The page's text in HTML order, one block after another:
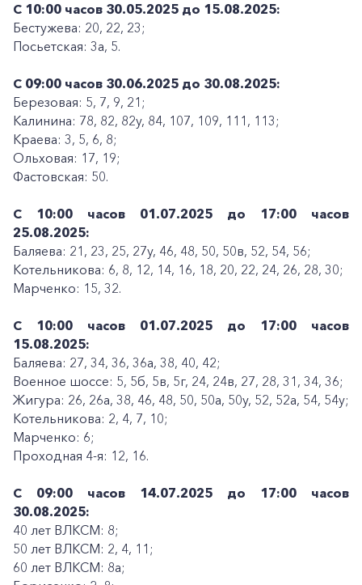
С 10:00 часов 30.05.2025 до 15.08.2025:
Бестужева: 20, 22, 23;
Посьетская: 3а, 5.
С 09:00 часов 30.06.2025 до 30.08.2025:
Березовая: 5, 7, 9, 21;
Калинина: 78, 82, 82у, 84, 107, 109, 111, 113;
Краева: 3, 5, 6, 8;
Ольховая: 17, 19;
Фастовская: 50.
С 10:00 часов 01.07.2025 до 17:00 часов
25.08.2025:
Баляева: 21, 23, 25, 27у, 46, 48, 50, 50в, 52, 54, 56;
Котельникова: 6, 8, 12, 14, 16, 18, 20, 22, 24, 26, 28, 30;
Марченко: 15, 32.
С 10:00 часов 01.07.2025 до 17:00 часов
15.08.2025:
Баляева: 27, 34, 36, 36а, 38, 40, 42;
Военное шоссе: 5, 5б, 5в, 5г, 24, 24в, 27, 28, 31, 34, 36;
Жигура: 26, 26а, 38, 46, 48, 50, 50а, 50у, 52, 52а, 54, 54у;
Котельникова: 2, 4, 7, 10;
Марченко: 6;
Проходная 4-я: 12, 16.
С 09:00 часов 14.07.2025 до 17:00 часов
30.08.2025:
40 лет ВЛКСМ: 8;
50 лет ВЛКСМ: 2, 4, 11;
60 лет ВЛКСМ: 8а;